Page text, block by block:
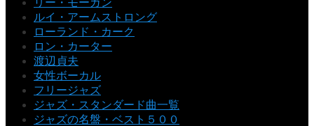
ルイ・アームストロング
ローランド・カーク
ロン・カーター
渡辺貞夫
女性ボーカル
フリージャズ
ジャズ・スタンダード曲一覧
ジャズの名盤・ベスト５００